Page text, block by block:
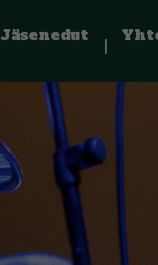
Jäsenedut